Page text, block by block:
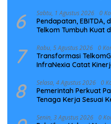
6 Sabtu, 1 Agustus 2026 0
Pendapatan, EBITDA,
Telkom Tumbuh Kuat
7 Rabu, 5 Agustus 2026 0
Transformasi
InfraNexia Catat
8 Selasa, 4 Agustus 2026 0
Pemerintah Perkuat
Tenaga Kerja Sesuai
Senin, 3 Agustus 2026 0